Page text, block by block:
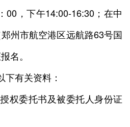
00，下午14:00-16:30；在中
州市航空港区远航路63号国
名。
有关资料：
委托书及被委托人身份证